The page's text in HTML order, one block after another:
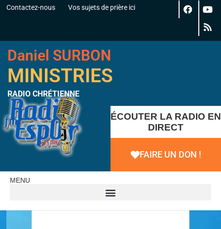
Contactez-nous Vos sujets de prière ici
Daniel SURBON
MINISTRIES
RADIO CHRÉTIENNE
ÉCOUTER LA RADIO EN
DIRECT
FAIRE UN DON !